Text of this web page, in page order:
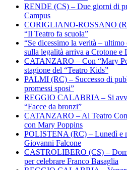
RENDE (CS) – Due giorni di
Campus
CORIGLIANO-ROSSANO
“Il Teatro fa scuola”
“Se dicessimo la verità –
sulla legalità arriva a Crotone e
CATANZARO – Con “Mary
stagione del “Teatro Kids”
PALMI (RC) – Successo di
promessi sposi”
REGGIO CALABRIA – Si
“Facce da bronzi”
CATANZARO – Al Teatro
con Mary Poppins
POLISTENA (RC) – Lunedì e
Giovanni Falcone
CASTROLIBERO (CS) –
per celebrare Franco Basaglia